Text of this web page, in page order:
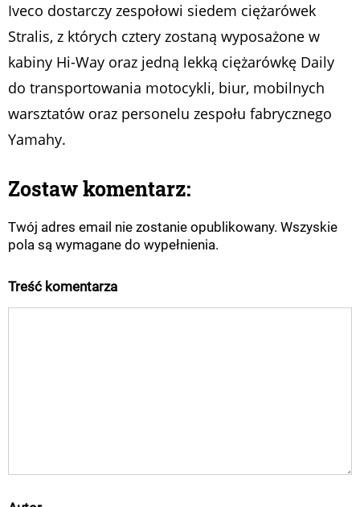
Iveco dostarczy zespołowi siedem ciężarówek
Stralis, z których cztery zostaną wyposażone w
kabiny Hi-Way oraz jedną lekką ciężarówkę Daily
do transportowania motocykli, biur, mobilnych
warsztatów oraz personelu zespołu fabrycznego
Yamahy.
Zostaw komentarz:
Twój adres email nie zostanie opublikowany. Wszyskie
pola są wymagane do wypełnienia.
Treść komentarza